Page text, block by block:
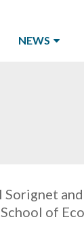
NEWS
Sorignet
of